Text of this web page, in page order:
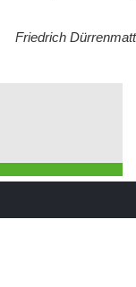
Friedrich Dürrenmatt